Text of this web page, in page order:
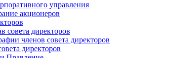
управления
акционеров
совета директоров
членов совета директоров
директоров